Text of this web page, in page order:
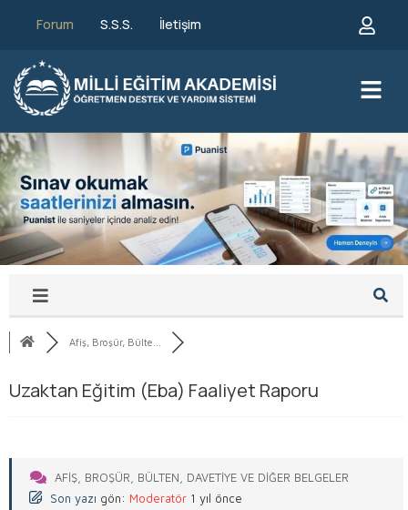
Forum S.S.S. İletişim
Afiş, Broşür, Bülte...
Uzaktan Eğitim (Eba) Faaliyet Raporu
AFIŞ, BROŞÜR, BÜLTEN, DAVETIYE VE DIĞER BELGELER
Son yazı gön: Moderatör 1 yıl önce